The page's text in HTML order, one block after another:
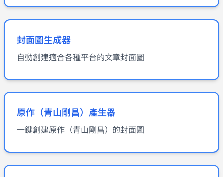
封面圖生成器
自動創建適合各種平台的文章封面圖
原作（青山剛昌）產生器
一鍵創建原作（青山剛昌）的封面圖